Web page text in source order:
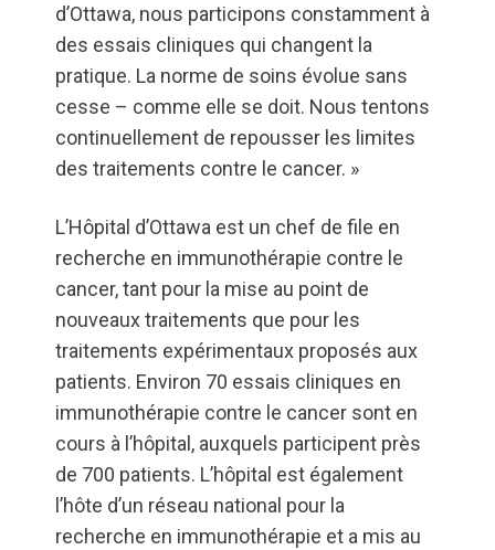
d’Ottawa, nous participons constamment à
des essais cliniques qui changent la
pratique. La norme de soins évolue sans
cesse – comme elle se doit. Nous tentons
continuellement de repousser les limites
des traitements contre le cancer. »
L’Hôpital d’Ottawa est un chef de file en
recherche en immunothérapie contre le
cancer, tant pour la mise au point de
nouveaux traitements que pour les
traitements expérimentaux proposés aux
patients. Environ 70 essais cliniques en
immunothérapie contre le cancer sont en
cours à l’hôpital, auxquels participent près
de 700 patients. L’hôpital est également
l’hôte d’un réseau national pour la
recherche en immunothérapie et a mis au